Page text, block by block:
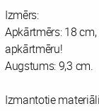
Izmērs:
Apkārtmērs: 18
apkārtmēru!
Augstums: 9,3 cm.
Izmantotie